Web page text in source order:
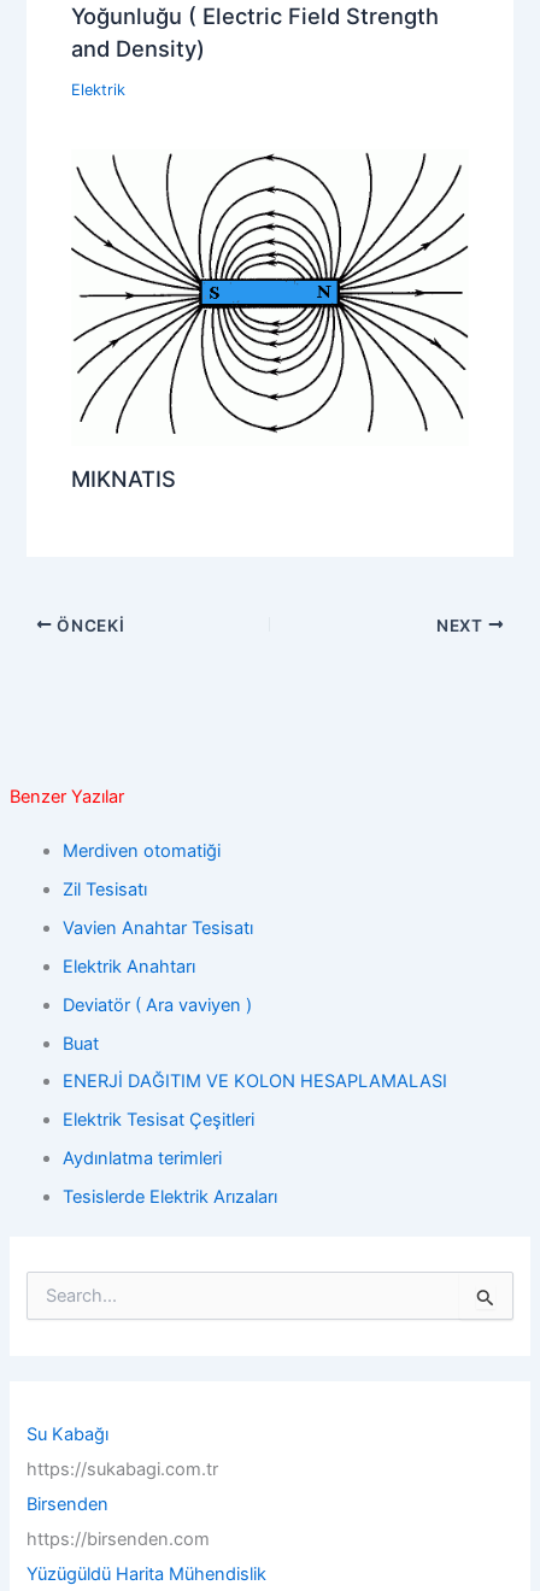
Yoğunluğu ( Electric Field Strength
and Density)
Elektrik
MIKNATIS
ÖNCEKI NEXT
Benzer Yazılar
Merdiven otomatiği
Zil Tesisatı
Vavien Anahtar Tesisatı
Elektrik Anahtarı
Deviatör ( Ara vaviyen )
Buat
ENERJİ DAĞITIM VE KOLON HESAPLAMALASI
Elektrik Tesisat Çeşitleri
Aydınlatma terimleri
Tesislerde Elektrik Arızaları
f
r
:
Su Kabağı
https://sukabagi.com.tr
Birsenden
https://birsenden.com
Yüzügüldü Harita Mühendislik